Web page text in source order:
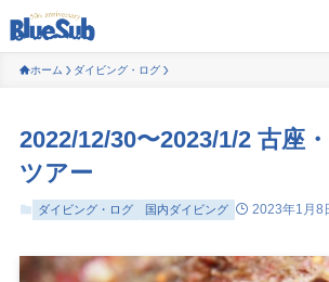
ホーム ダイビング・ログ
2022/12/30〜2023/1/2 古座
ツアー
ダイビング・ログ 国内ダイビング 2023年1月8